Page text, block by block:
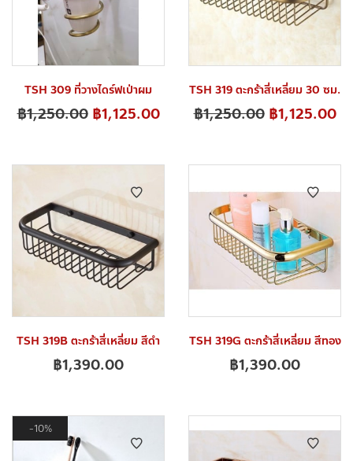
TSH 309 ที่วางไดร์ฟเป่าผม
฿1,250.00 ฿1,125.00
TSH 319 ตะกร้าสี่เหลี่ยม 30 ซม.
฿1,250.00 ฿1,125.00
TSH 319B ตะกร้าสี่เหลี่ยม สีดำ
฿1,390.00
TSH 319G ตะกร้าสี่เหลี่ยม สีทอง
฿1,390.00
10%